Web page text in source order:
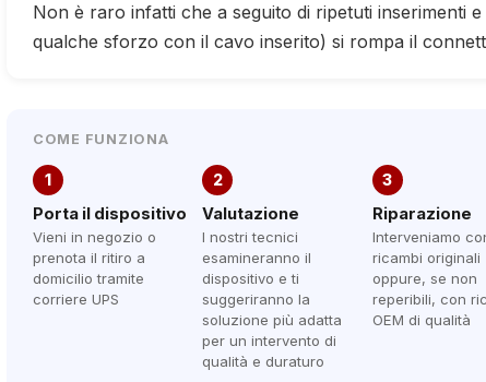
Non è raro infatti che a seguito di ripetuti inserimenti
qualche sforzo con il cavo inserito) si rompa il
COME FUNZIONA
1
Porta il dispositivo
Vieni in negozio o
prenota il ritiro a
domicilio tramite
corriere UPS
2
Valutazione
I nostri tecnici
esamineranno il
dispositivo e ti
suggeriranno la
soluzione più adatta
per un intervento di
qualità e duraturo
3
Riparazione
Interveniamo
ricambi originali
oppure, se non
reperibili, con
OEM di qualità